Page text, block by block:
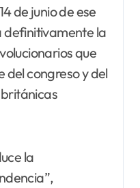
de junio de ese
la
que
del congreso y del
la